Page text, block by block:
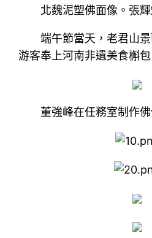
北魏泥塑佛面像。張
端午節當天，老君山
游客奉上河南非遺美食槲
董強峰在任務室制作